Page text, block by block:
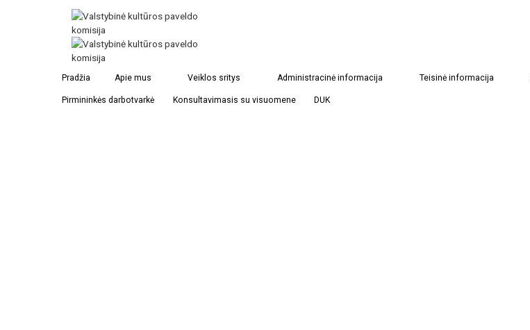
Pradžia Apie mus Veiklos sritys Administracinė informacija Teisinė informacija
Pirmininkės darbotvarkė Konsultavimasis su visuomene DUK
Dokumentai Ukrainos valstybiname istorijos archyve